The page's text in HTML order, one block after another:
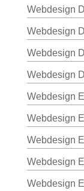
Webdesign
Webdesign
Webdesign
Webdesign
Webdesign
Webdesign
Webdesign
Webdesign
Webdesign